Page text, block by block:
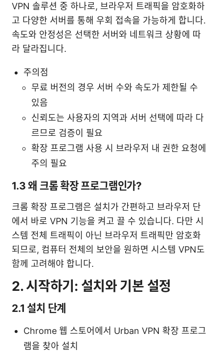
VPN 솔루션 중 하나로, 브라우저 트래픽을 암호화하
고 다양한 서버를 통해 우회 접속을 가능하게 합니다.
속도와 안정성은 선택한 서버와 네트워크 상황에 따
라 달라집니다.
주의점
무료 버전의 경우 서버 수와 속도가 제한될 수
있음
신뢰도는 사용자의 지역과 서버 선택에 따라 다
르므로 검증이 필요
확장 프로그램 사용 시 브라우저 내 권한 요청에
주의 필요
1.3 왜 크롬 확장 프로그램인가?
크롬 확장 프로그램은 설치가 간편하고 브라우저 단
에서 바로 VPN 기능을 켜고 끌 수 있습니다. 다만 시
스템 전체 트래픽이 아닌 브라우저 트래픽만 암호화
되므로, 컴퓨터 전체의 보안을 원하면 시스템 VPN도
함께 고려해야 합니다.
2. 시작하기: 설치와 기본 설정
2.1 설치 단계
Chrome 웹 스토어에서 Urban VPN 확장 프로그
램을 찾아 설치